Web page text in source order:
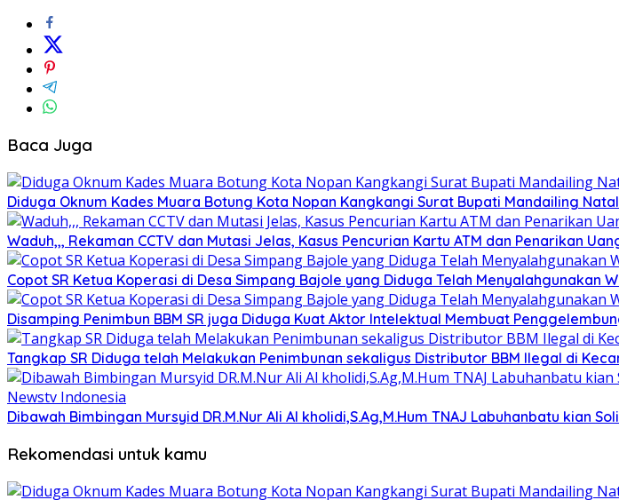
Baca Juga
Diduga Oknum Kades Muara Botung Kota Nopan Kangkangi Surat Bupati Mandailing Natal
Waduh,,, Rekaman CCTV dan Mutasi Jelas, Kasus Pencurian Kartu ATM dan Penarikan
Copot SR Ketua Koperasi di Desa Simpang Bajole yang Diduga Telah Menyalahgunakan
Disamping Penimbun BBM SR juga Diduga Kuat Aktor Intelektual Membuat
Tangkap SR Diduga telah Melakukan Penimbunan sekaligus Distributor BBM Ilegal di
Dibawah Bimbingan Mursyid DR.M.Nur Ali Al kholidi,S.Ag,M.Hum TNAJ Labuhanbatu kian
Rekomendasi untuk kamu